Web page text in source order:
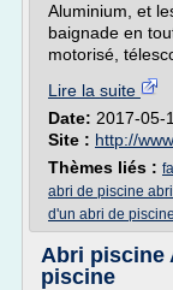
Aluminium, et
baignade en
motorisé,
Lire la suite
Date: 2017-05-
Site : http://
Thèmes liés :
abri de piscine
d'un abri de
Abri piscine
piscine